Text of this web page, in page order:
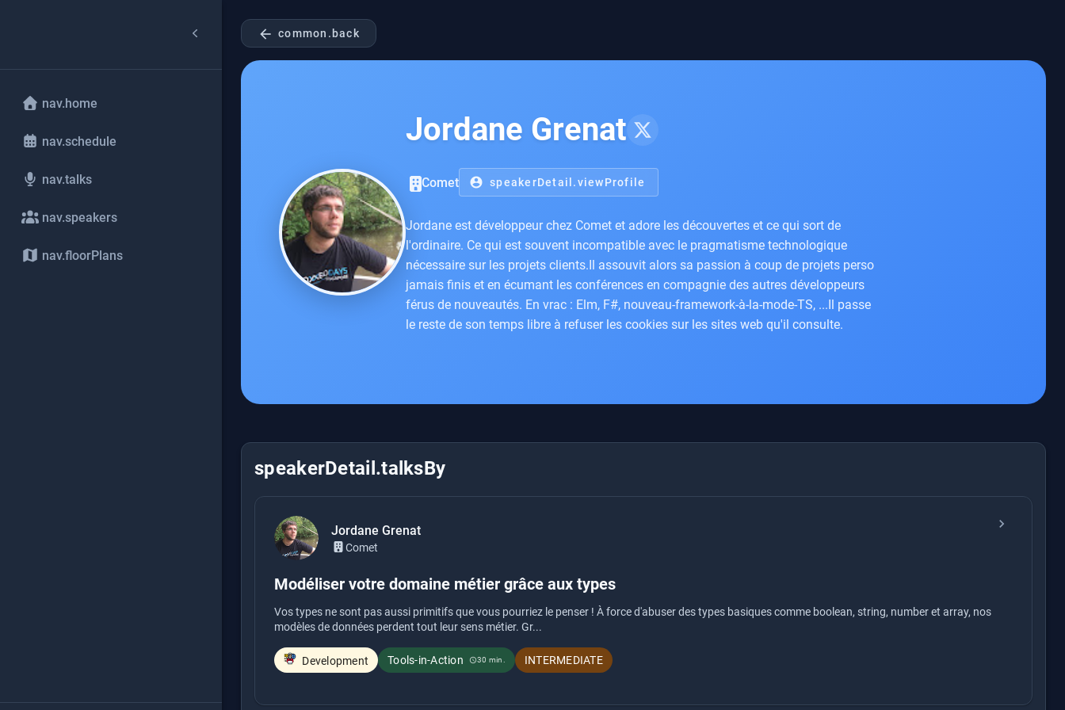
nav.home
nav.schedule
nav.talks
nav.speakers
nav.floorPlans
arrow_back common.back
Jordane Grenat
Comet account_circle speakerDetail.viewProfile
Jordane est développeur chez Comet et adore les découvertes et ce qui sort de
l'ordinaire. Ce qui est souvent incompatible avec le pragmatisme technologique
nécessaire sur les projets clients.Il assouvit alors sa passion à coup de projets perso
jamais finis et en écumant les conférences en compagnie des autres développeurs
férus de nouveautés. En vrac : Elm, F#, nouveau-framework-à-la-mode-TS, ...Il passe
le reste de son temps libre à refuser les cookies sur les sites web qu'il consulte.
speakerDetail.talksBy
Jordane Grenat
Comet
chevron_right
Modéliser votre domaine métier grâce aux types
Vos types ne sont pas aussi primitifs que vous pourriez le penser ! À force d'abuser des types basiques comme boolean, string, number et array, nos
modèles de données perdent tout leur sens métier. Gr...
Development Tools-in-Action schedule30 min. INTERMEDIATE